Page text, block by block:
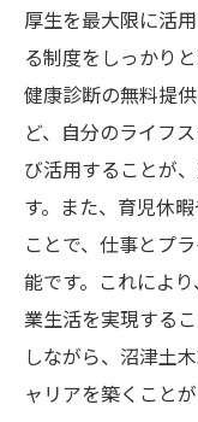
厚生を最大限に活
る制度をしっかり
健康診断の無料提
ど、自分のライフ
び活用することが
す。また、育児休
ことで、仕事とプ
能です。これによ
業生活を実現する
しながら、沼津土
ャリアを築くこと